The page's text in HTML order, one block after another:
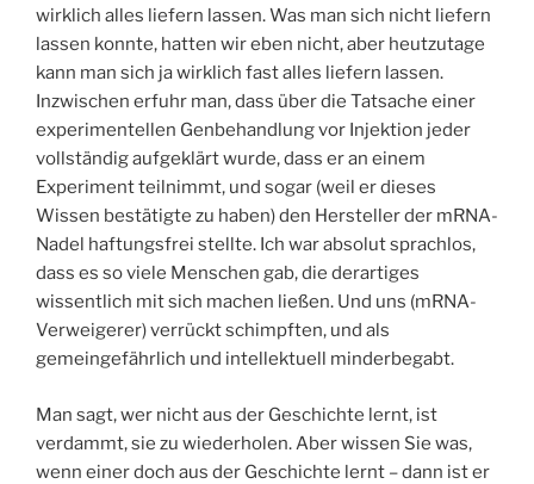
wirklich alles liefern lassen. Was man sich nicht liefern
lassen konnte, hatten wir eben nicht, aber heutzutage
kann man sich ja wirklich fast alles liefern lassen.
Inzwischen erfuhr man, dass über die Tatsache einer
experimentellen Genbehandlung vor Injektion jeder
vollständig aufgeklärt wurde, dass er an einem
Experiment teilnimmt, und sogar (weil er dieses
Wissen bestätigte zu haben) den Hersteller der mRNA-
Nadel haftungsfrei stellte. Ich war absolut sprachlos,
dass es so viele Menschen gab, die derartiges
wissentlich mit sich machen ließen. Und uns (mRNA-
Verweigerer) verrückt schimpften, und als
gemeingefährlich und intellektuell minderbegabt.
Man sagt, wer nicht aus der Geschichte lernt, ist
verdammt, sie zu wiederholen. Aber wissen Sie was,
wenn einer doch aus der Geschichte lernt – dann ist er